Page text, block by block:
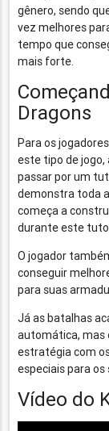
gênero, sendo
vez melhores
tempo que
mais forte.
Dragons
Para os
este tipo de jogo,
passar por um
demonstra toda
começa a
durante este
O jogador
conseguir
para suas
Já as batalhas
automática, mas
estratégia com
especiais para os
Vídeo do